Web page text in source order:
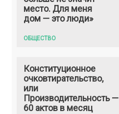
место. Для меня
дом — это люди»
ОБЩЕСТВО
Конституционное
очковтирательство,
или
Производительность —
60 актов в месяц